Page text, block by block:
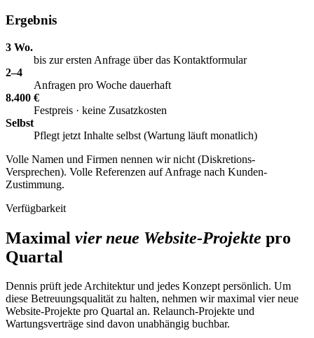
Ergebnis
3 Wo.
bis zur ersten Anfrage über das Kontaktformular
2–4
Anfragen pro Woche dauerhaft
8.400 €
Festpreis · keine Zusatzkosten
Selbst
Pflegt jetzt Inhalte selbst (Wartung läuft monatlich)
Volle Namen und Firmen nennen wir nicht (Diskretions-
Versprechen). Volle Referenzen auf Anfrage nach Kunden-
Zustimmung.
Verfügbarkeit
Maximal vier neue Website-Projekte pro
Quartal
Dennis prüft jede Architektur und jedes Konzept persönlich. Um
diese Betreuungsqualität zu halten, nehmen wir maximal vier neue
Website-Projekte pro Quartal an. Relaunch-Projekte und
Wartungsverträge sind davon unabhängig buchbar.